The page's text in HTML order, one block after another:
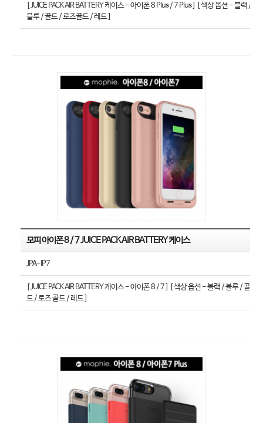
[ JUICE PACK AIR BATTERY 케이스 - 아이폰 8 Plus / 7 Plus ] [ 색상 옵션 - 블랙 /
블루 / 골드 / 로즈골드 / 레드 ]
모피 아이폰 8 / 7 JUICE PACK AIR BATTERY 케이스
JPA-IP7
[ JUICE PACK AIR BATTERY 케이스 - 아이폰 8 / 7 ] [ 색상 옵션 - 블랙 / 블루 / 골
드 / 로즈 골드 / 레드 ]